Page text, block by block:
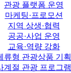
관광 플랫폼 운영
마케팅·프로모션
지역 상생·협력
공공·사업 운영
교육·역량 강화
류형 관광상품 기획
계절 관광 프로그램